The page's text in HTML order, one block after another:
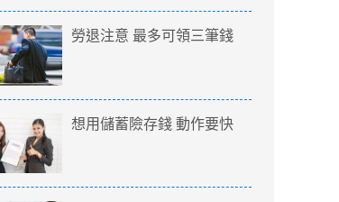
勞退注意 最多可領三筆錢
想用儲蓄險存錢 動作要快